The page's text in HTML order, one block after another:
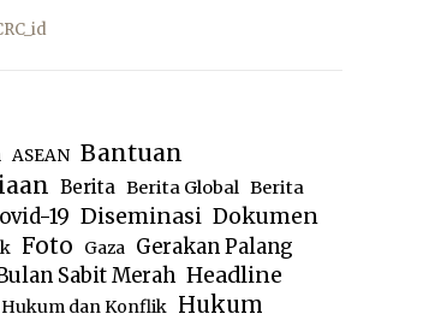
ASEAN Bantuan
Berita Berita Global Berita
19 Diseminasi Dokumen
Foto Gaza Gerakan Palang
Sabit Merah Headline
Hukum dan Konflik Hukum